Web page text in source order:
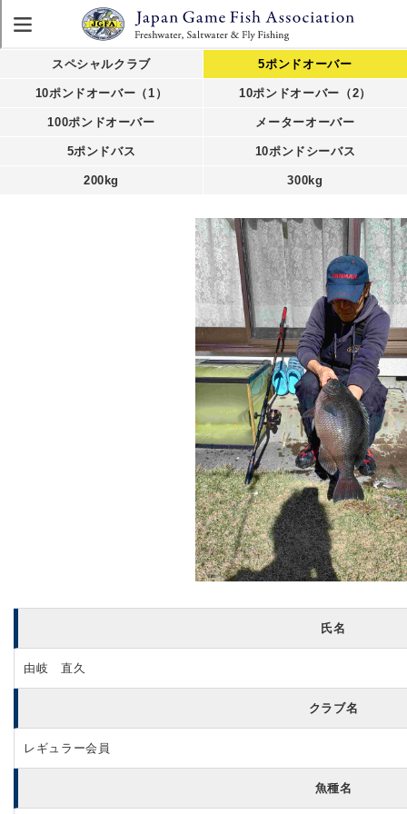
スペシャルクラブ 5ポンドオーバー
10ポンドオーバー（1） 10ポンドオーバー（2）
100ポンドオーバー メーターオーバー
5ポンドバス 10ポンドシーバス
200kg 300kg
氏名
由岐 直久
クラブ名
レギュラー会員
魚種名